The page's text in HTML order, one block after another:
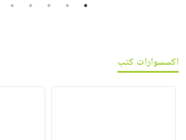
1
2
3
4
5
اكسسوارات كتب